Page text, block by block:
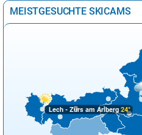
MEISTGESUCHTE SKICAMS
Lech - Zürs am Arlberg24°